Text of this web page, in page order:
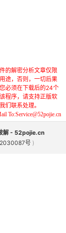
的解密分析文章仅限
途，否则，一切后果
必须在下载后的24个
程序，请支持正版软
们联系处理。
To:Service@52pojie.cn
解 - 52pojie.cn
号 )